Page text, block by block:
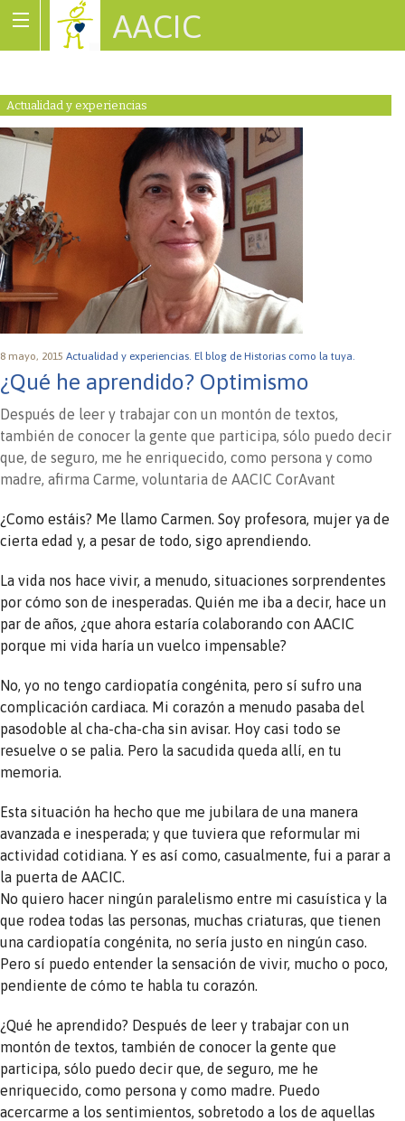
AACIC
Actualidad y experiencias
8 mayo, 2015 Actualidad y experiencias. El blog de Historias como la tuya.
¿Qué he aprendido? Optimismo
Después de leer y trabajar con un montón de textos,
también de conocer la gente que participa, sólo puedo decir
que, de seguro, me he enriquecido, como persona y como
madre, afirma Carme, voluntaria de AACIC CorAvant
¿Como estáis? Me llamo Carmen. Soy profesora, mujer ya de
cierta edad y, a pesar de todo, sigo aprendiendo.
La vida nos hace vivir, a menudo, situaciones sorprendentes
por cómo son de inesperadas. Quién me iba a decir, hace un
par de años, ¿que ahora estaría colaborando con AACIC
porque mi vida haría un vuelco impensable?
No, yo no tengo cardiopatía congénita, pero sí sufro una
complicación cardiaca. Mi corazón a menudo pasaba del
pasodoble al cha-cha-cha sin avisar. Hoy casi todo se
resuelve o se palia. Pero la sacudida queda allí, en tu
memoria.
Esta situación ha hecho que me jubilara de una manera
avanzada e inesperada; y que tuviera que reformular mi
actividad cotidiana. Y es así como, casualmente, fui a parar a
la puerta de AACIC.
No quiero hacer ningún paralelismo entre mi casuística y la
que rodea todas las personas, muchas criaturas, que tienen
una cardiopatía congénita, no sería justo en ningún caso.
Pero sí puedo entender la sensación de vivir, mucho o poco,
pendiente de cómo te habla tu corazón.
¿Qué he aprendido? Después de leer y trabajar con un
montón de textos, también de conocer la gente que
participa, sólo puedo decir que, de seguro, me he
enriquecido, como persona y como madre. Puedo
acercarme a los sentimientos, sobretodo a los de aquellas